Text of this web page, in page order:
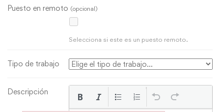
Puesto en remoto (opcional)
Selecciona si este es un puesto remoto.
Tipo de trabajo
Descripción